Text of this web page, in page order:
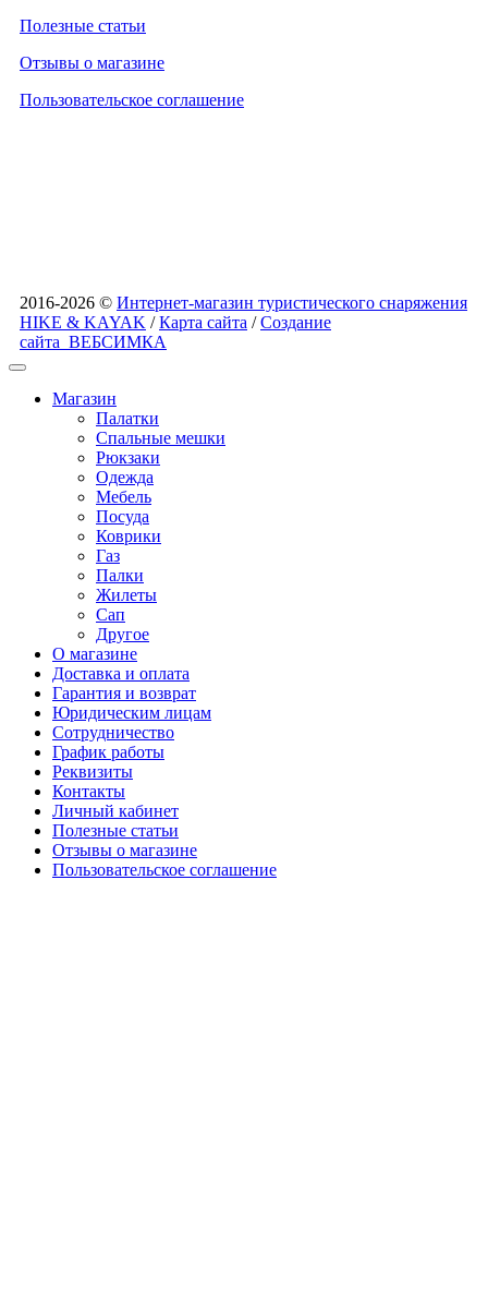
Полезные статьи
Отзывы о магазине
Пользовательское соглашение
2016-2026 © Интернет-магазин туристического снаряжения
HIKE & KAYAK /Карта сайта /Создание
сайта ВЕБСИМКА
Магазин
Палатки
Спальные мешки
Рюкзаки
Одежда
Мебель
Посуда
Коврики
Газ
Палки
Жилеты
Сап
Другое
О магазине
Доставка и оплата
Гарантия и возврат
Юридическим лицам
Сотрудничество
График работы
Реквизиты
Контакты
Личный кабинет
Полезные статьи
Отзывы о магазине
Пользовательское соглашение